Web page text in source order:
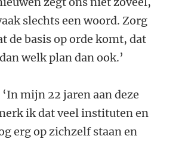
slechts een woord. Zorg
de basis op orde komt, dat
welk plan dan ook.’
‘In mijn 22 jaren aan deze
ik dat veel instituten en
erg op zichzelf staan en